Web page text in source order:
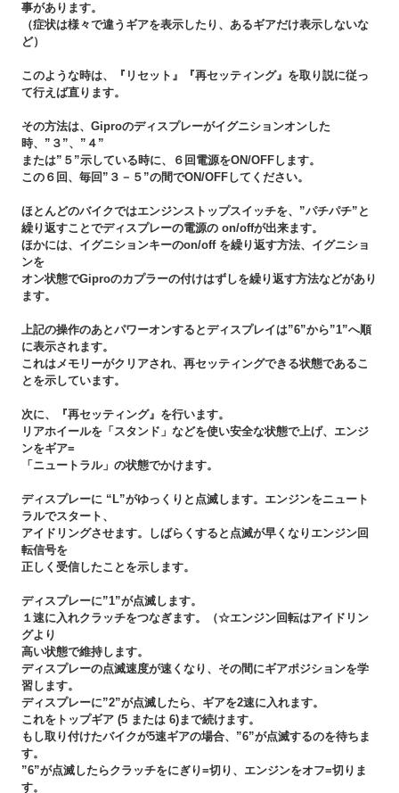
事があります。
（症状は様々で違うギアを表示したり、あるギアだけ表示しないな
ど）
このような時は、『リセット』『再セッティング』を取り説に従っ
て行えば直ります。
その方法は、Giproのディスプレーがイグニションオンした
時、”３”、”４”
または”５”示している時に、６回電源をON/OFFします。
この６回、毎回”３－５”の間でON/OFFしてください。
ほとんどのバイクではエンジンストップスイッチを、”パチパチ”と
繰り返すことでディスプレーの電源の on/offが出来ます。
ほかには、イグニションキーのon/off を繰り返す方法、イグニショ
ンを
オン状態でGiproのカプラーの付けはずしを繰り返す方法などがあり
ます。
上記の操作のあとパワーオンするとディスプレイは”6”から”1”へ順
に表示されます。
これはメモリーがクリアされ、再セッティングできる状態であるこ
とを示しています。
次に、『再セッティング』を行います。
リアホイールを「スタンド」などを使い安全な状態で上げ、エンジ
ンをギア=
「ニュートラル」の状態でかけます。
ディスプレーに “L”がゆっくりと点滅します。エンジンをニュート
ラルでスタート、
アイドリングさせます。しばらくすると点滅が早くなりエンジン回
転信号を
正しく受信したことを示します。
ディスプレーに”1”が点滅します。
１速に入れクラッチをつなぎます。（☆エンジン回転はアイドリン
グより
高い状態で維持します。
ディスプレーの点滅速度が速くなり、その間にギアポジションを学
習します。
ディスプレーに”2”が点滅したら、ギアを2速に入れます。
これをトップギア (5 または 6)まで続けます。
もし取り付けたバイクが5速ギアの場合、”6”が点滅するのを待ちま
す。
”6”が点滅したらクラッチをにぎり=切り、エンジンをオフ=切りま
す。